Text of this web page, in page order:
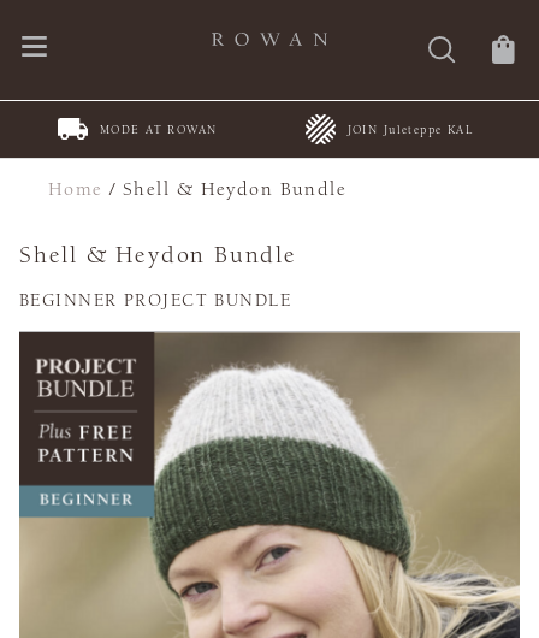
MODE AT ROWAN JOIN Juleteppe KAL
Home /Shell & Heydon Bundle
Shell & Heydon Bundle
BEGINNER PROJECT BUNDLE